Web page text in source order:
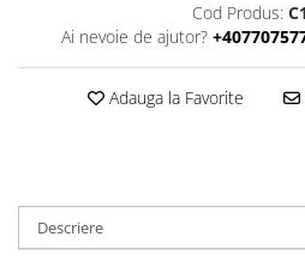
Cod Produs:
Ai nevoie de ajutor?
Adauga la Favorite
Descriere